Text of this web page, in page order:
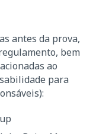
antes da prova,
bem
ao
para